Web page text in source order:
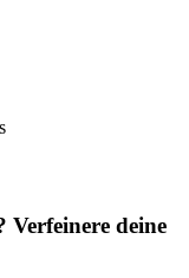
Verfeinere deine